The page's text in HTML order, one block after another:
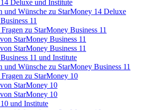
Deluxe und Institute
Wünsche zu StarMoney 14 Deluxe
11
zu StarMoney Business 11
StarMoney Business 11
StarMoney Business 11
11 und Institute
Wünsche zu StarMoney Business 11
zu StarMoney 10
StarMoney 10
StarMoney 10
und Institute